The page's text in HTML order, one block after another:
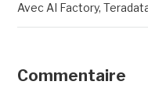
Avec AI Factory,
Commentaire